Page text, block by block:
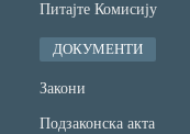
Питајте Комисију
ДОКУМЕНТИ
Закони
Подзаконска акта